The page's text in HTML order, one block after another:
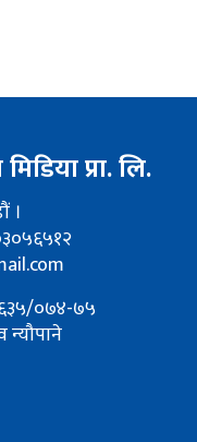
प्रा. लि.
।
०७४-७५